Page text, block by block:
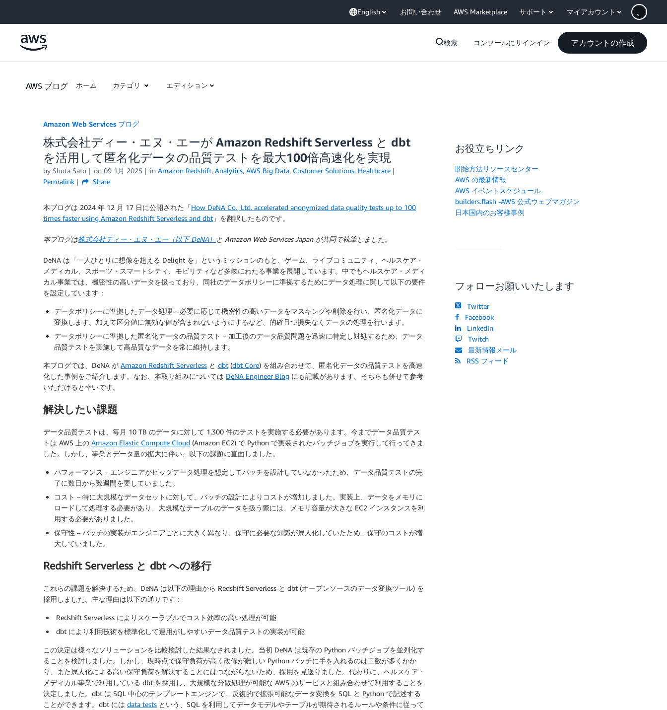
English お問い合わせ AWS Marketplace サポート マイアカウント
検索 コンソールにサインイン アカウントの作成
AWS ブログ ホーム カテゴリ エディション
Amazon Web Services ブログ
株式会社ディー・エヌ・エーが Amazon Redshift Serverless と dbt
を活用して匿名化データの品質テストを最大100倍高速化を実現
by Shota Sato on 09 1月 2025 in Amazon Redshift, Analytics, AWS Big Data, Customer Solutions, Healthcare
Permalink
Share
本ブログは 2024 年 12 月 17 日に公開された「How DeNA Co., Ltd. accelerated anonymized data quality tests up to 100
times faster using Amazon Redshift Serverless and dbt 」を翻訳したものです。
本ブログは株式会社ディー・エヌ・エー（以下 DeNA ） と Amazon Web Services Japan が共同で執筆しました。
DeNA は「一人ひとりに想像を超える Delight を」というミッションのもと、ゲーム、ライブコミュニティ、ヘルスケア・
メディカル、スポーツ・スマートシティ、モビリティなど多岐にわたる事業を展開しています。中でもヘルスケア・メディ
カル事業では、機密性の高いデータを扱っており、同社のデータポリシーに準拠するためにデータ処理に関して以下の要件
を設定しています：
データポリシーに準拠したデータ処理 – 必要に応じて機密性の高いデータをマスキングや削除を行い、匿名化データに
変換します。加えて区分値に無効な値が含まれないようにするなど、的確且つ損失なくデータの処理を行います。
データポリシーに準拠した匿名化データの品質テスト – 加工後のデータ品質問題を迅速に特定し対処するため、データ
品質テストを実施して高品質なデータを常に維持します。
本ブログでは、DeNA が Amazon Redshift Serverless と dbt (dbt Core) を組み合わせて、匿名化データの品質テストを高速
化した事例をご紹介します。なお、本取り組みについては DeNA Engineer Blog にも記載があります。そちらも併せて参考
いただけると幸いです。
解決したい課題
データ品質テストは、毎月 10 TB のデータに対して 1,300 件のテストを実施する必要があります。今までデータ品質テス
トは AWS 上の Amazon Elastic Compute Cloud (Amazon EC2) で Python で実装されたバッチジョブを実行して行ってきま
した。しかし、事業とデータ量の拡大に伴い、以下の課題に直面しました。
パフォーマンス – エンジニアがビッグデータ処理を想定してバッチを設計していなかったため、データ品質テストの完
了に数日から数週間を要していました。
コスト – 特に大規模なデータセットに対して、バッチの設計によりコストが増加しました。実装上、データをメモリに
ロードして処理する必要があり、大規模なテーブルのデータを扱う際には、メモリ容量が大きな EC2 インスタンスを利
用する必要がありました。
保守性 – バッチの実装がエンジニアごとに大きく異なり、保守に必要な知識が属人化していたため、保守のコストが増
大していました。
Redshift Serverless と dbt への移行
これらの課題を解決するため、DeNA は以下の理由から Redshift Serverless と dbt (オープンソースのデータ変換ツール) を
採用しました。主な理由は以下の通りです：
Redshift Serverless によりスケーラブルでコスト効率の高い処理が可能
dbt により利用技術を標準化して運用がしやすいデータ品質テストの実装が可能
この決定は様々なソリューションを比較検討した結果なされました。当初 DeNA は既存の Python バッチジョブを並列化す
ることを検討しました。しかし、現時点で保守負荷が高く改修が難しい Python バッチに手を入れるのは工数が多くかか
り、また属人化による高い保守負荷を解決することにはつながらないため、採用を見送りました。代わりに、ヘルスケア・
メディカル事業で利用している dbt を採用し、大規模な分散処理が可能な AWS のサービスと組み合わせて利用することを
決定しました。dbt は SQL 中心のテンプレートエンジンで、反復的で拡張可能なデータ変換を SQL と Python で記述する
ことができます。dbt には data tests という、SQL を利用してデータモデルやテーブルが期待されるルールや条件に従って
お役立ちリンク
開始方法リソースセンター
AWS の最新情報
AWS イベントスケジュール
builders.flash -AWS 公式ウェブマガジン
日本国内のお客様事例
フォローお願いいたします
Twitter
Facebook
LinkedIn
Twitch
最新情報メール
RSS フィード